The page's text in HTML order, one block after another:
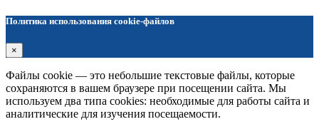
Политика использования cookie-файлов
×
Файлы cookie — это небольшие текстовые файлы, которые
сохраняются в вашем браузере при посещении сайта. Мы
используем два типа cookies: необходимые для работы сайта и
аналитические для изучения посещаемости.